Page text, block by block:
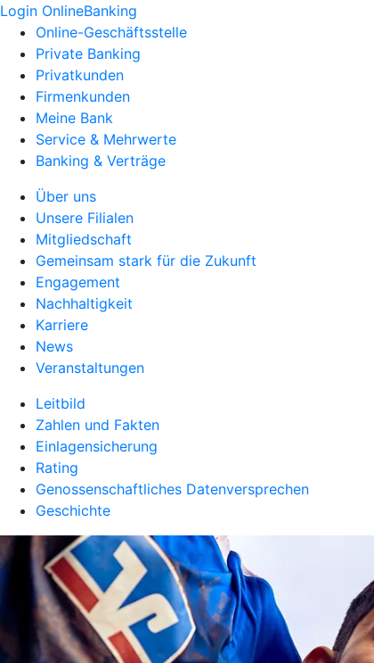
Login OnlineBanking
Online-Geschäftsstelle
Private Banking
Privatkunden
Firmenkunden
Meine Bank
Service & Mehrwerte
Banking & Verträge
Über uns
Unsere Filialen
Mitgliedschaft
Gemeinsam stark für die Zukunft
Engagement
Nachhaltigkeit
Karriere
News
Veranstaltungen
Leitbild
Zahlen und Fakten
Einlagensicherung
Rating
Genossenschaftliches Datenversprechen
Geschichte